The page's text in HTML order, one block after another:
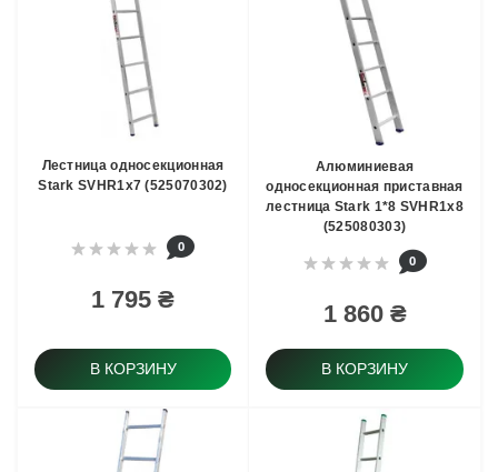
Лестница односекционная
Stark SVHR1x7 (525070302)
0
1 795 ₴
В КОРЗИНУ
Алюминиевая
односекционная приставная
лестница Stark 1*8 SVHR1x8
(525080303)
0
1 860 ₴
В КОРЗИНУ